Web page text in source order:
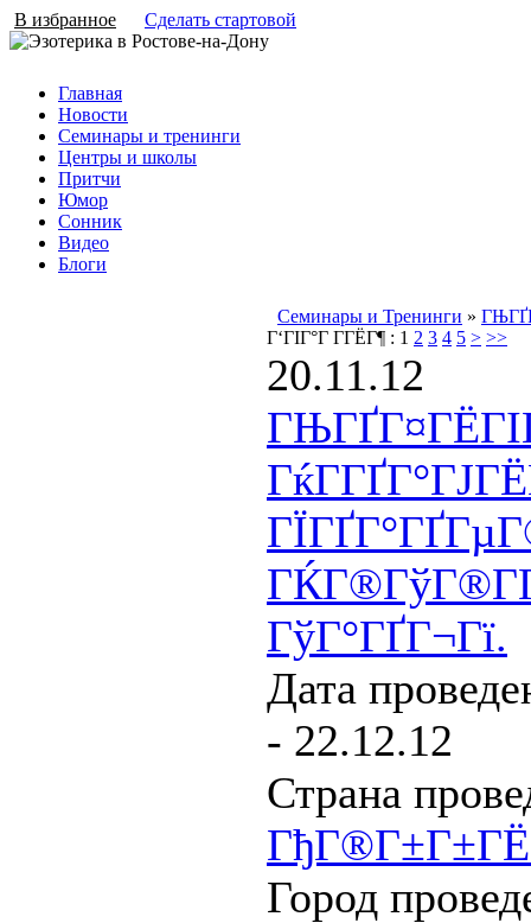
В избранное Сделать стартовой
Главная
Новости
Семинары и тренинги
Центры и школы
Притчи
Юмор
Сонник
Видео
Блоги
Семинары и Тренинги »
Г‘ГІГ°Г Г­ГЁГ¶ : 1 2 3 4 5 > >>
20.11.12
ГўГ°ГҐГ¬Гї.
Дата
- 22.12.12
Страна
Город